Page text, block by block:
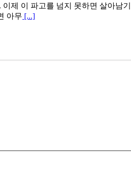
제 이 파고를 넘지 못하면 살아남
아무 [...]